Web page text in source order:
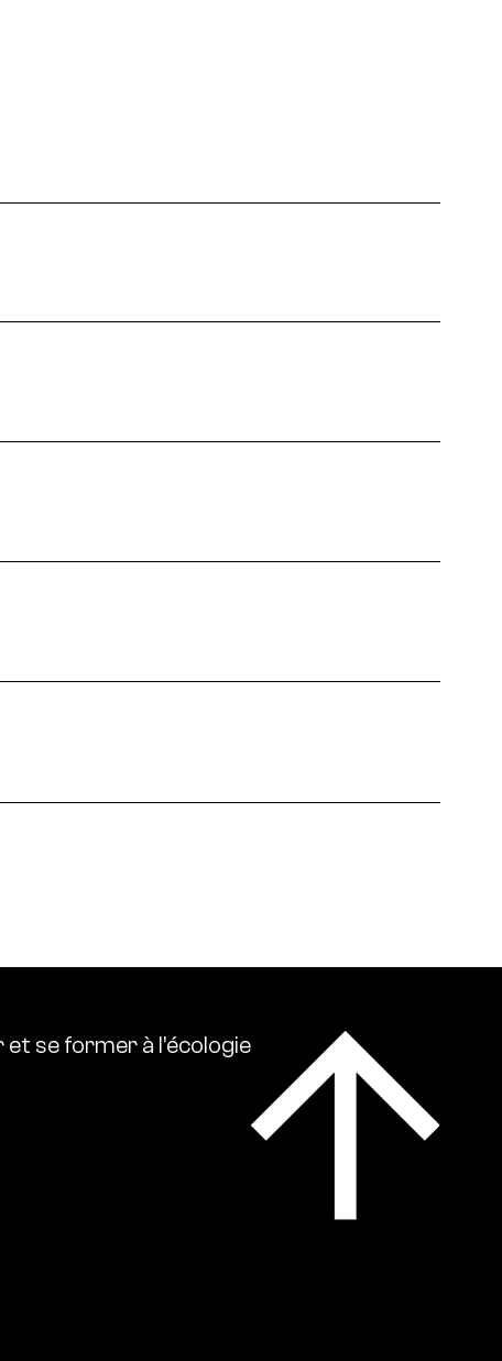
rencontres...
et se former à l’écologie